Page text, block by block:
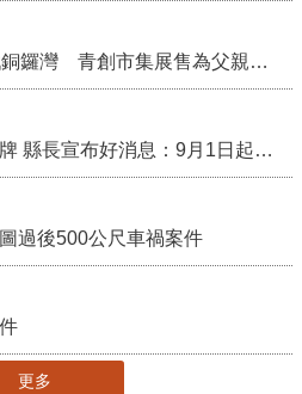
3對3戰鬥陀螺團體賽決戰銅鑼灣 青創市集展售為父親節增添繽紛
苗栗親子館暨托嬰中心揭牌 縣長宣布好消息：9月1日起調降臨時托嬰費用
過後500公尺車禍案件
更多